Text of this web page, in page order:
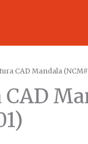
CAD Mandala